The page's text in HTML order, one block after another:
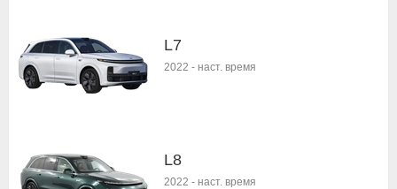
L7
2022 - наст. время
L8
2022 - наст. время